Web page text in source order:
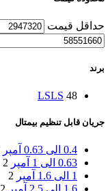
حداقل قیمت
برند
LSLS 48
جریان قابل تنظیم بیمتال
0.4 الی 0.63 آمپر
0.63 الی 1 آمپر
2
1 الی 1.6 آمپر
2
1.6 الی 2.5 آمپر
2